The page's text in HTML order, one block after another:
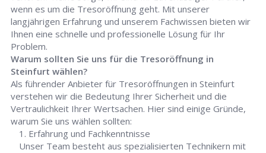
wenn es um die Tresoröffnung geht. Mit unserer
langjährigen Erfahrung und unserem Fachwissen bieten wir
Ihnen eine schnelle und professionelle Lösung für Ihr
Problem.
Warum sollten Sie uns für die Tresoröffnung in
Steinfurt wählen?
Als führender Anbieter für Tresoröffnungen in Steinfurt
verstehen wir die Bedeutung Ihrer Sicherheit und die
Vertraulichkeit Ihrer Wertsachen. Hier sind einige Gründe,
warum Sie uns wählen sollten:
Erfahrung und Fachkenntnisse
Unser Team besteht aus spezialisierten Technikern mit